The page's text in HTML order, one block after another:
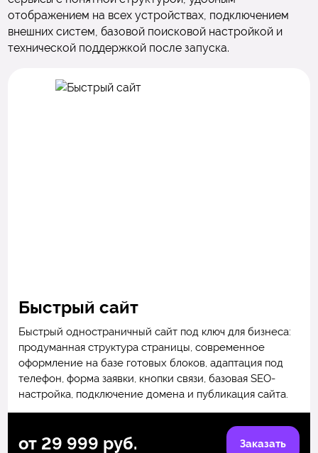
отображением на всех устройствах, подключением
внешних систем, базовой поисковой настройкой и
технической поддержкой после запуска.
Быстрый сайт
Быстрый одностраничный сайт под ключ для бизнеса:
продуманная структура страницы, современное
оформление на базе готовых блоков, адаптация под
телефон, форма заявки, кнопки связи, базовая SEO-
настройка, подключение домена и публикация сайта.
от 29 999 руб. Заказать